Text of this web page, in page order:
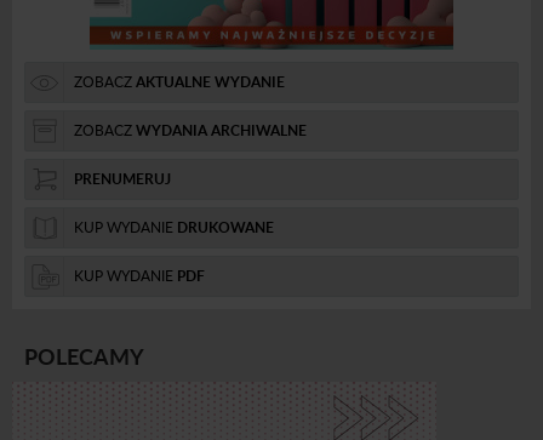
ZOBACZAKTUALNE WYDANIE
ZOBACZWYDANIA ARCHIWALNE
PRENUMERUJ
KUP WYDANIE DRUKOWANE
KUP WYDANIE PDF
POLECAMY